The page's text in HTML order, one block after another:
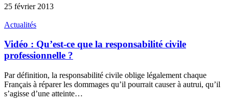
25 février 2013
Actualités
Vidéo : Qu’est-ce que la responsabilité civile
professionnelle ?
Par définition, la responsabilité civile oblige légalement chaque
Français à réparer les dommages qu’il pourrait causer à autrui, qu’il
s’agisse d’une atteinte…